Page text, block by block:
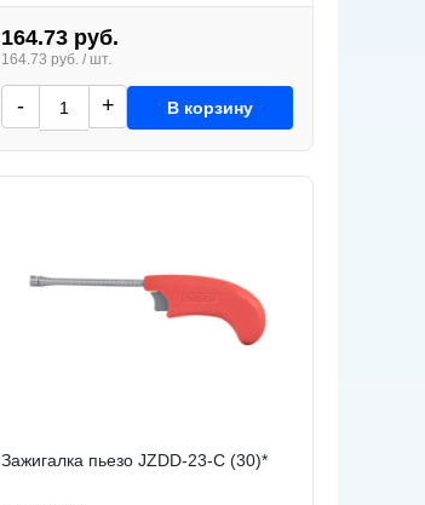
164.73 руб.
164.73 руб. / шт.
- + В корзину
Зажигалка пьезо JZDD-23-С (30)*